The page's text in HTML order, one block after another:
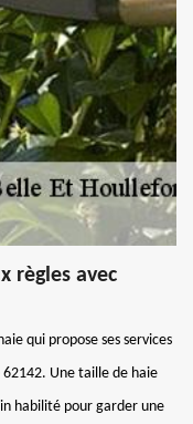
règles avec
qui propose ses services
Une taille de haie
habilité pour garder une